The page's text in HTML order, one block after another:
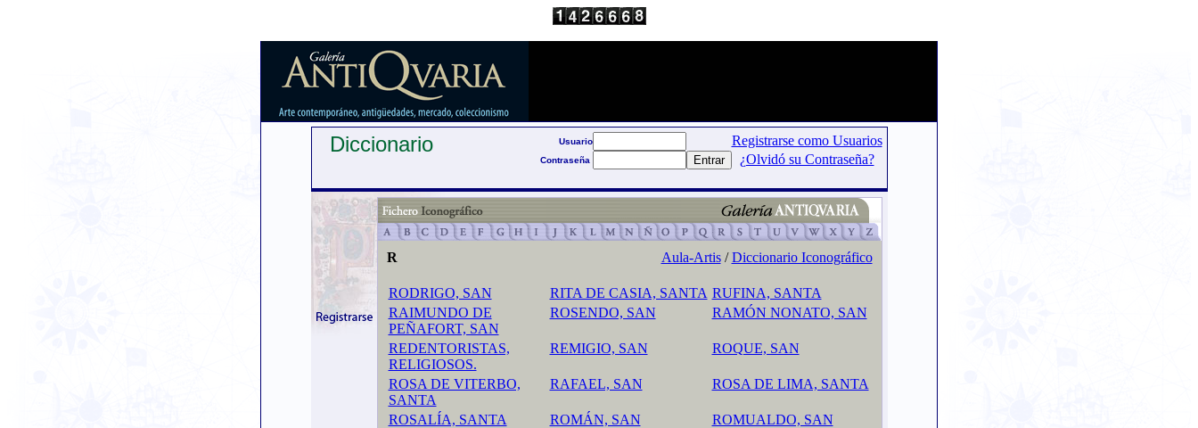
Diccionario Usuario Registrarse como Usuarios
Contraseña ¿Olvidó su Contraseña?
R Aula-Artis /Diccionario Iconográfico
RODRIGO, SAN RITA DE CASIA, SANTA RUFINA, SANTA
RAIMUNDO DE
PEÑAFORT, SAN
ROSENDO, SAN RAMÓN NONATO, SAN
REDENTORISTAS,
RELIGIOSOS.
REMIGIO, SAN ROQUE, SAN
ROSA DE VITERBO,
SANTA
RAFAEL, SAN ROSA DE LIMA, SANTA
ROSALÍA, SANTA ROMÁN, SAN ROMUALDO, SAN